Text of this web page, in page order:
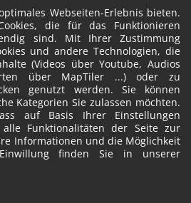
Webseiten-Erlebnis bieten.
die für das Funktionieren
sind. Mit Ihrer Zustimmung
und andere Technologien, die
(Videos über Youtube, Audios
über MapTiler ...) oder zu
genutzt werden. Sie können
Kategorien Sie zulassen möchten.
auf Basis Ihrer Einstellungen
Funktionalitäten der Seite zur
Informationen und die Möglichkeit
finden Sie in unserer